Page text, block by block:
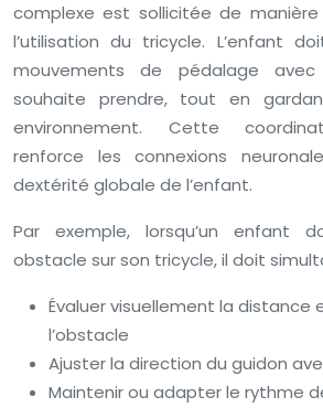
complexe est sollicitée de
l’utilisation du tricycle. L’enfant
mouvements de pédalage
souhaite prendre, tout en
environnement. Cette
renforce les connexions
dextérité globale de l’enfant.
Par exemple, lorsqu’un enfant
obstacle sur son tricycle, il doit
Évaluer visuellement la distance
l’obstacle
Ajuster la direction du guidon
Maintenir ou adapter le rythme